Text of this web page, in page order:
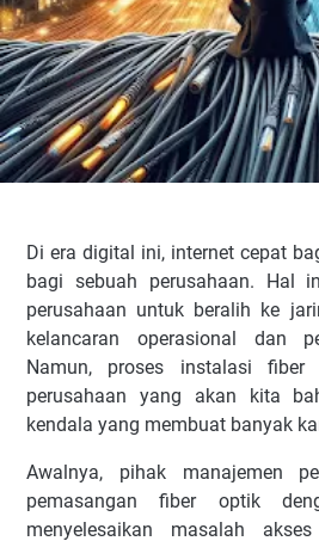
Di era digital ini, internet cepat
bagi sebuah perusahaan. Hal
perusahaan untuk beralih ke
kelancaran operasional dan
Namun, proses instalasi
perusahaan yang akan kita
kendala yang membuat banyak
Awalnya, pihak manajemen
pemasangan fiber optik
menyelesaikan masalah